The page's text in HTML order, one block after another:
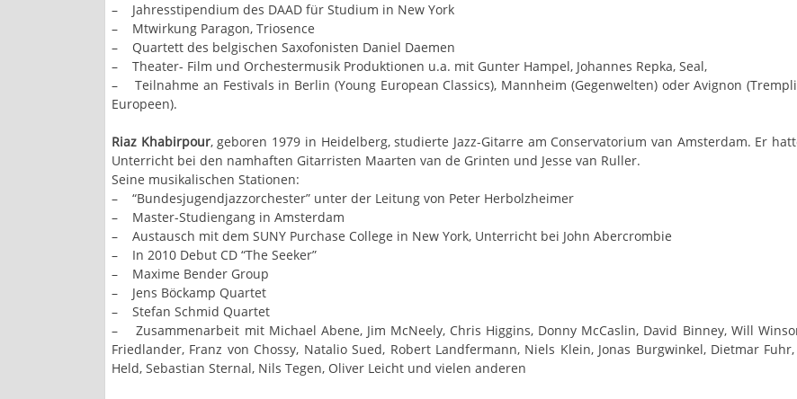
– Jahresstipendium des DAAD für Studium in New York
– Mtwirkung Paragon, Triosence
– Quartett des belgischen Saxofonisten Daniel Daemen
– Theater- Film und Orchestermusik Produktionen u.a. mit Gunter Hampel, Johannes Repka, Seal,
– Teilnahme an Festivals in Berlin (Young European Classics), Mannheim (Gegenwelten) oder Avignon
Europeen).
Riaz Khabirpour, geboren 1979 in Heidelberg, studierte Jazz-Gitarre am Conservatorium van Amsterdam. Er
Unterricht bei den namhaften Gitarristen Maarten van de Grinten und Jesse van Ruller.
Seine musikalischen Stationen:
– “Bundesjugendjazzorchester” unter der Leitung von Peter Herbolzheimer
– Master-Studiengang in Amsterdam
– Austausch mit dem SUNY Purchase College in New York, Unterricht bei John Abercrombie
– In 2010 Debut CD “The Seeker”
– Maxime Bender Group
– Jens Böckamp Quartet
– Stefan Schmid Quartet
– Zusammenarbeit mit Michael Abene, Jim McNeely, Chris Higgins, Donny McCaslin, David Binney, Will
Friedlander, Franz von Chossy, Natalio Sued, Robert Landfermann, Niels Klein, Jonas Burgwinkel, Dietmar
Held, Sebastian Sternal, Nils Tegen, Oliver Leicht und vielen anderen